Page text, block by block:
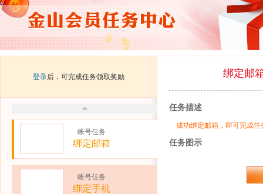
登录后，可完成任务领取奖励
帐号任务
绑定邮箱
帐号任务
绑定手机
绑定邮
任务描述
成功绑定邮箱，即可完成任
任务图示